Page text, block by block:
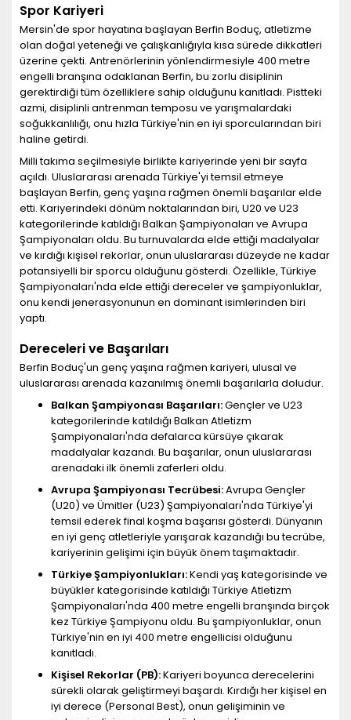
Spor Kariyeri
Mersin'de spor hayatına başlayan Berfin Boduç, atletizme
olan doğal yeteneği ve çalışkanlığıyla kısa sürede dikkatleri
üzerine çekti. Antrenörlerinin yönlendirmesiyle 400 metre
engelli branşına odaklanan Berfin, bu zorlu disiplinin
gerektirdiği tüm özelliklere sahip olduğunu kanıtladı. Pistteki
azmi, disiplinli antrenman temposu ve yarışmalardaki
soğukkanlılığı, onu hızla Türkiye'nin en iyi sporcularından biri
haline getirdi.
Milli takıma seçilmesiyle birlikte kariyerinde yeni bir sayfa
açıldı. Uluslararası arenada Türkiye'yi temsil etmeye
başlayan Berfin, genç yaşına rağmen önemli başarılar elde
etti. Kariyerindeki dönüm noktalarından biri, U20 ve U23
kategorilerinde katıldığı Balkan Şampiyonaları ve Avrupa
Şampiyonaları oldu. Bu turnuvalarda elde ettiği madalyalar
ve kırdığı kişisel rekorlar, onun uluslararası düzeyde ne kadar
potansiyelli bir sporcu olduğunu gösterdi. Özellikle, Türkiye
Şampiyonaları'nda elde ettiği dereceler ve şampiyonluklar,
onu kendi jenerasyonunun en dominant isimlerinden biri
yaptı.
Dereceleri ve Başarıları
Berfin Boduç'un genç yaşına rağmen kariyeri, ulusal ve
uluslararası arenada kazanılmış önemli başarılarla doludur.
Balkan Şampiyonası Başarıları:Gençler ve U23
kategorilerinde katıldığı Balkan Atletizm
Şampiyonaları'nda defalarca kürsüye çıkarak
madalyalar kazandı. Bu başarılar, onun uluslararası
arenadaki ilk önemli zaferleri oldu.
Avrupa Şampiyonası Tecrübesi:Avrupa Gençler
(U20) ve Ümitler (U23) Şampiyonaları'nda Türkiye'yi
temsil ederek final koşma başarısı gösterdi. Dünyanın
en iyi genç atletleriyle yarışarak kazandığı bu tecrübe,
kariyerinin gelişimi için büyük önem taşımaktadır.
Türkiye Şampiyonlukları:Kendi yaş kategorisinde ve
büyükler kategorisinde katıldığı Türkiye Atletizm
Şampiyonaları'nda 400 metre engelli branşında birçok
kez Türkiye Şampiyonu oldu. Bu şampiyonluklar, onun
Türkiye'nin en iyi 400 metre engellicisi olduğunu
kanıtladı.
Kişisel Rekorlar (PB):Kariyeri boyunca derecelerini
sürekli olarak geliştirmeyi başardı. Kırdığı her kişisel en
iyi derece (Personal Best), onun gelişiminin ve